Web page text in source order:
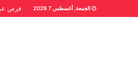
الجمعة, أغسطس 7 2026 فرص